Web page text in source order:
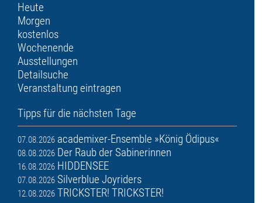
Heute
Morgen
kostenlos
Wochenende
Ausstellungen
Detailsuche
Veranstaltung eintragen
Tipps für die nächsten Tage
07.08.2026 academixer-Ensemble »König Ödipus«
08.08.2026 Der Raub der Sabinerinnen
16.08.2026 HIDDENSEE
07.08.2026 Silverblue Joyriders
12.08.2026 TRICKSTER! TRICKSTER!